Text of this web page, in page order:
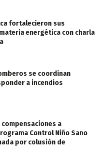
fortalecieron sus
energética con charla
se coordinan
a incendios
a
Control Niño Sano
por colusión de